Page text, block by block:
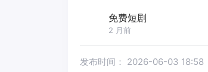
免费短剧
2 月前
发布时间： 2026-06-03 18:58